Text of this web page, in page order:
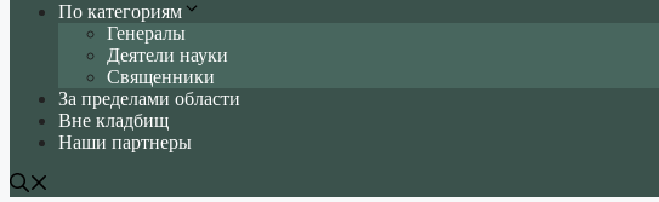
По категориям
Генералы
Деятели науки
Священники
За пределами области
Вне кладбищ
Наши партнеры